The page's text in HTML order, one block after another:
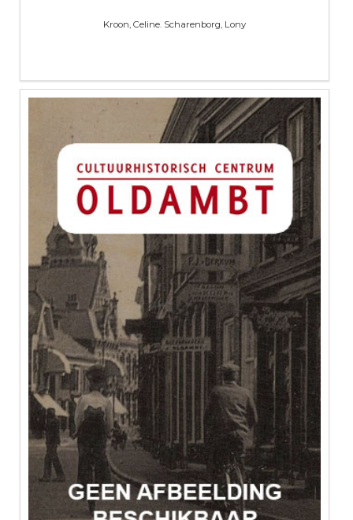
Kroon, Celine. Scharenborg, Lony